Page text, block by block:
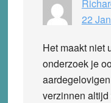
22
Het maakt niet
onderzoek je
verzinnen